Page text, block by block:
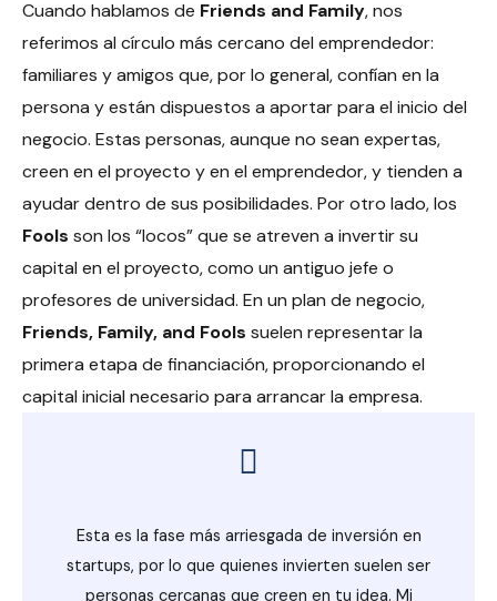
Cuando hablamos de Friends and Family, nos
referimos al círculo más cercano del emprendedor:
familiares y amigos que, por lo general, confían en la
persona y están dispuestos a aportar para el inicio del
negocio. Estas personas, aunque no sean expertas,
creen en el proyecto y en el emprendedor, y tienden a
ayudar dentro de sus posibilidades. Por otro lado, los
Fools son los “locos” que se atreven a invertir su
capital en el proyecto, como un antiguo jefe o
profesores de universidad. En un plan de negocio,
Friends, Family, and Fools suelen representar la
primera etapa de financiación, proporcionando el
capital inicial necesario para arrancar la empresa.
Esta es la fase más arriesgada de inversión en
startups, por lo que quienes invierten suelen ser
personas cercanas que creen en tu idea. Mi